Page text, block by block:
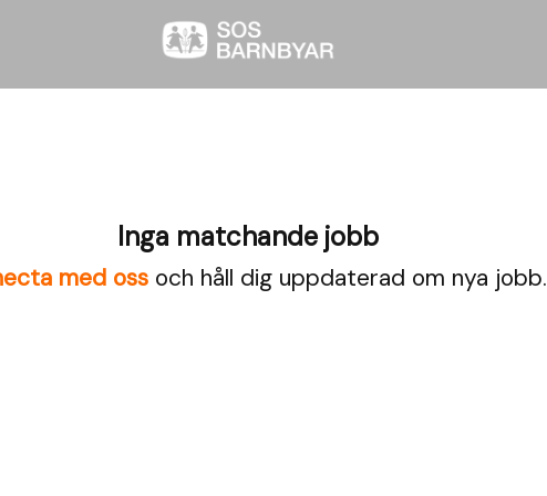
Inga matchande jobb
med oss och håll dig uppdaterad om nya jobb.